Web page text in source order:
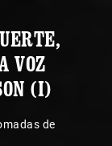
VOZ
(I)
de